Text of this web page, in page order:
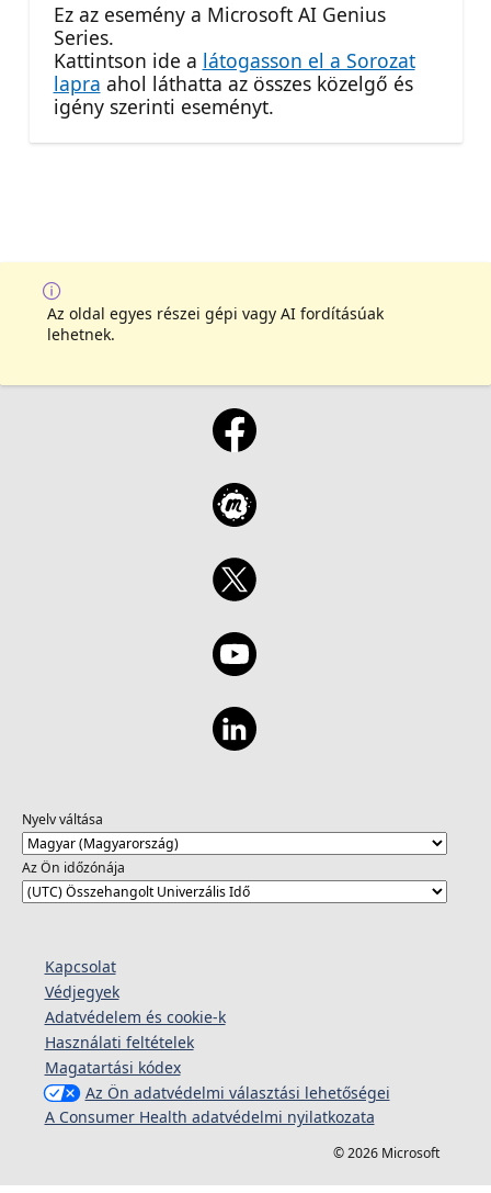
Ez az esemény a Microsoft AI Genius
Series.
Kattintson ide a látogasson el a Sorozat
lapra ahol láthatta az összes közelgő és
igény szerinti eseményt.
Az oldal egyes részei gépi vagy AI fordításúak
lehetnek.
Nyelv váltása
Az Ön időzónája
Kapcsolat
Védjegyek
Adatvédelem és cookie-k
Használati feltételek
Magatartási kódex
Az Ön adatvédelmi választási lehetőségei
A Consumer Health adatvédelmi nyilatkozata
© 2026 Microsoft